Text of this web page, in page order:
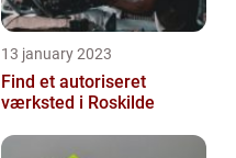
13 january 2023
Find et autoriseret
værksted i Roskilde